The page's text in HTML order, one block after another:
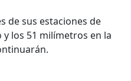
de sus estaciones de
los 51 milímetros en la